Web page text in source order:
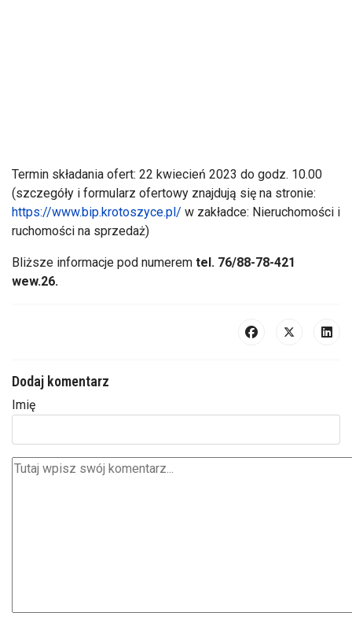
Termin składania ofert: 22 kwiecień 2023 do godz. 10.00
(szczegóły i formularz ofertowy znajdują się na stronie:
https://www.bip.krotoszyce.pl/ w zakładce: Nieruchomości i
ruchomości na sprzedaż)
Bliższe informacje pod numerem tel. 76/88-78-421
wew.26.
Dodaj komentarz
Imię